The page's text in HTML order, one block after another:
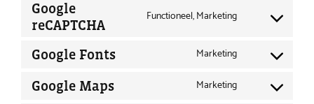
service
Google
reCAPTCHA
Functioneel, Marketing
Consent
google-
Google Fonts Marketing
Consent
Google Maps Marketing
Consent